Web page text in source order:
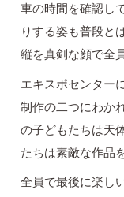
車の時間を確認し
りする姿も普段と
縦を真剣な顔で全
エキスポセンター
制作の二つにわか
の子どもたちは天
たちは素敵な作品
全員で最後に楽し